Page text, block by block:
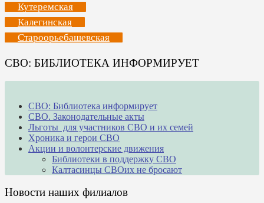
Кутеремская
Калегинская
Староорьебашевская
СВО: БИБЛИОТЕКА ИНФОРМИРУЕТ
СВО: Библиотека информирует
СВО. Законодательные акты
Льготы для участников СВО и их семей
Хроника и герои СВО
Акции и волонтерские движения
Библиотеки в поддержку СВО
Калтасинцы СВОих не бросают
Новости наших филиалов